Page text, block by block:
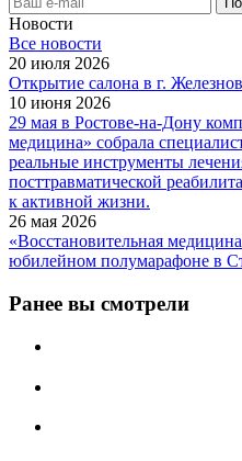
Новости
Все новости
20 июля 2026
Открытие салона в г.
10 июня 2026
29 мая в Ростове-на-Дону
медицина» собрала
реальные инструменты
посттравматической
к активной жизни.
26 мая 2026
«Восстановительная
юбилейном полумарафоне в
Ранее вы смотрели